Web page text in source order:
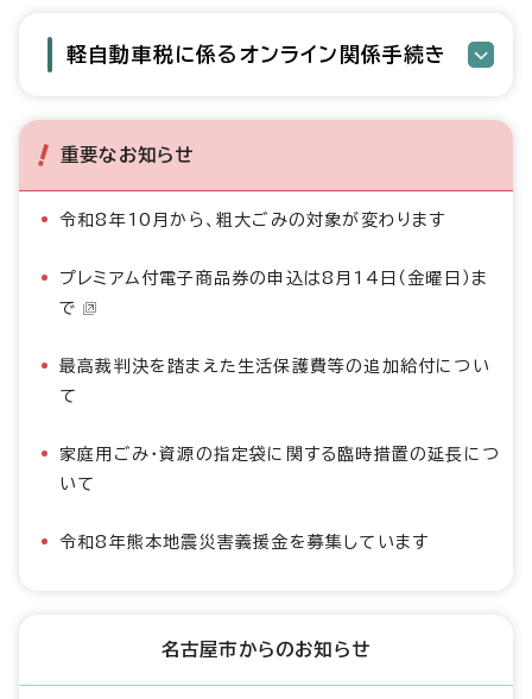
軽自動車税に係るオンライン関係手続き
重要なお知らせ
令和8年10月から、粗大ごみの対象が変わります
プレミアム付電子商品券の申込は8月14日（金曜日）ま
で
最高裁判決を踏まえた生活保護費等の追加給付につい
て
家庭用ごみ・資源の指定袋に関する臨時措置の延長につ
いて
令和8年熊本地震災害義援金を募集しています
名古屋市からのお知らせ